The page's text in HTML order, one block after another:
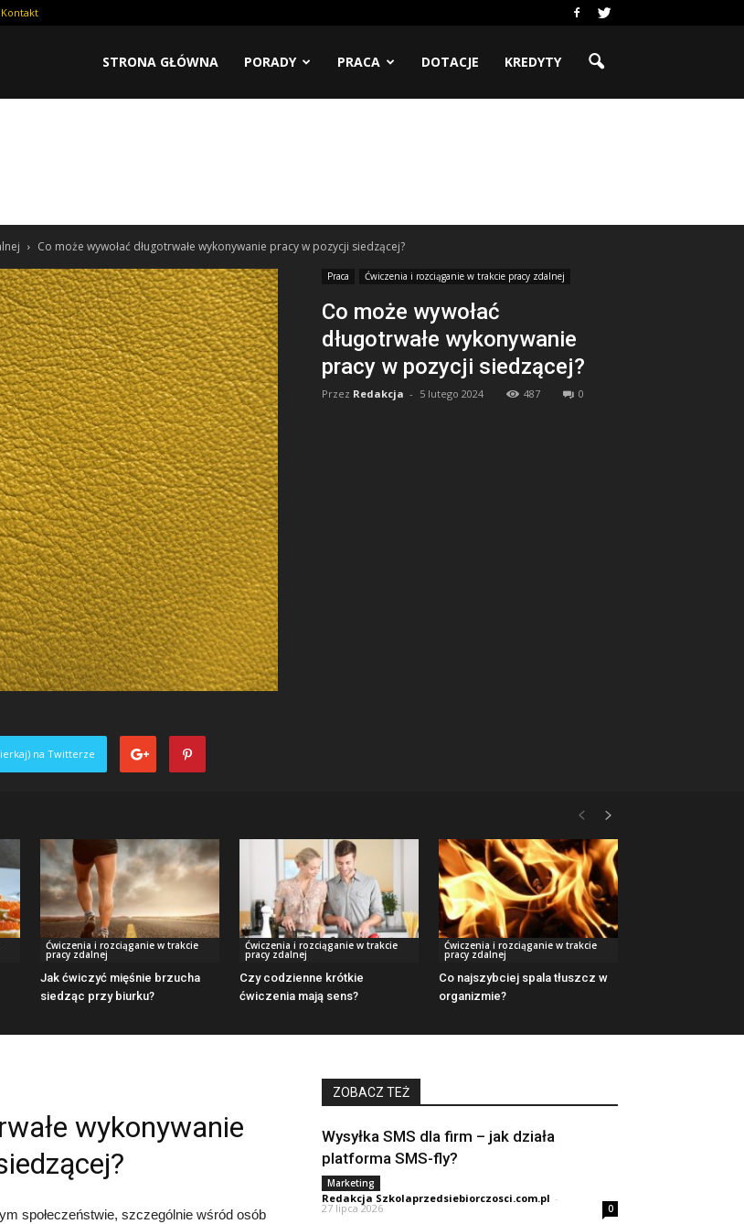
Kontakt
STRONA GŁÓWNA PORADY PRACA DOTACJE KREDYTY
Co może wywołać długotrwałe wykonywanie pracy w pozycji siedzącej?
Praca Ćwiczenia i rozciąganie w trakcie pracy zdalnej
Co może wywołać
długotrwałe wykonywanie
pracy w pozycji siedzącej?
Przez Redakcja - 5 lutego 2024 487 0
na Twitterze
Ćwiczenia i rozciąganie w trakcie
pracy zdalnej
Jak ćwiczyć mięśnie brzucha
siedząc przy biurku?
Ćwiczenia i rozciąganie w trakcie
pracy zdalnej
Czy codzienne krótkie
ćwiczenia mają sens?
Ćwiczenia i rozciąganie w trakcie
pracy zdalnej
Co najszybciej spala tłuszcz w
organizmie?
wykonywanie
społeczeństwie, szczególnie wśród osób
ZOBACZ TEŻ
Wysyłka SMS dla firm – jak działa
platforma SMS-fly?
Marketing
Redakcja Szkolaprzedsiebiorczosci.com.pl -
27 lipca 2026 0